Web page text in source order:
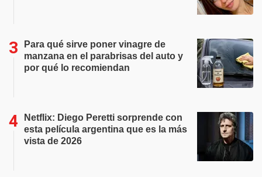
Para qué sirve poner vinagre de
manzana en el parabrisas del auto y
por qué lo recomiendan
Netflix: Diego Peretti sorprende con
esta película argentina que es la más
vista de 2026